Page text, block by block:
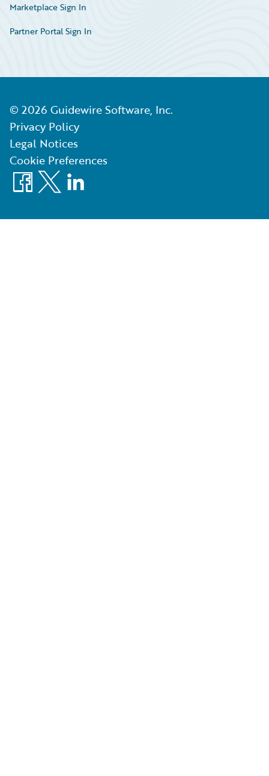
Marketplace Sign In
Partner Portal Sign In
© 2026 Guidewire Software, Inc.
Privacy Policy
Legal Notices
Cookie Preferences
Facebook
X LinkedIn